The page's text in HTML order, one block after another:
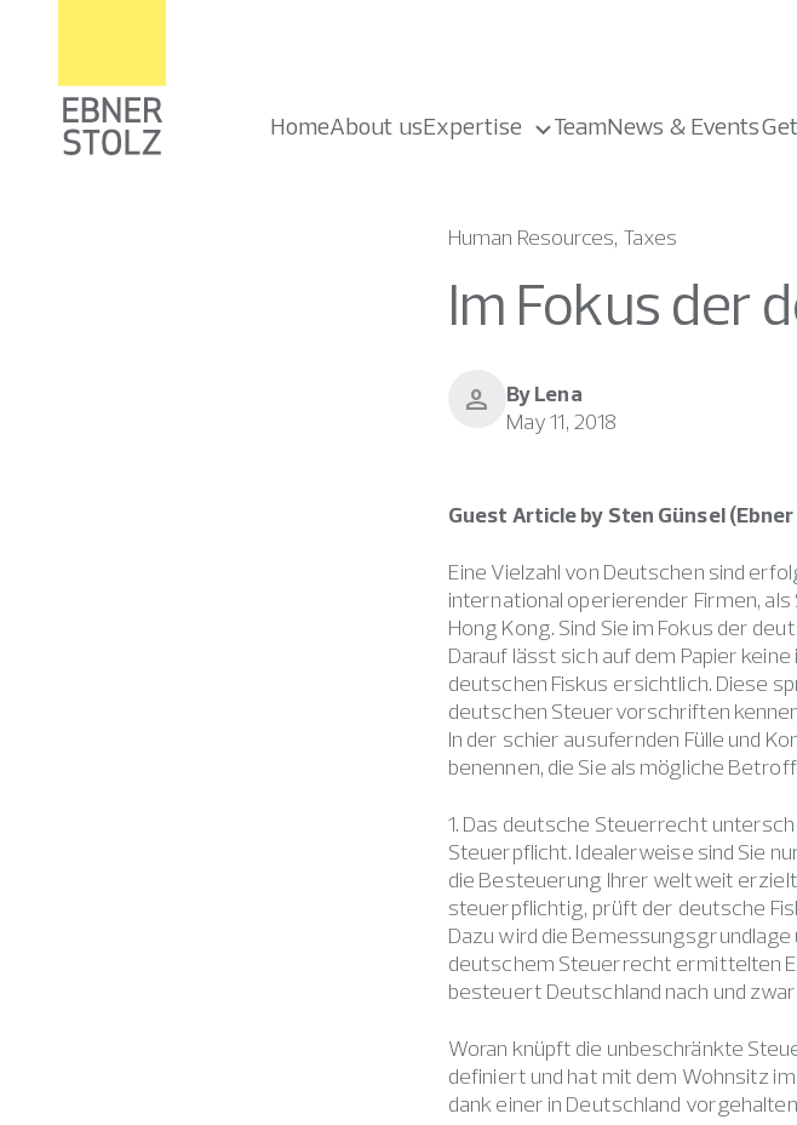
HomeAbout usExpertise TeamNews & Events
Human Resources, Taxes
Im Fokus der
person
By Lena
May 11, 2018
Guest Article by Sten Günsel
Eine Vielzahl von Deutschen sind
international operierender Firmen, als
Hong Kong. Sind Sie im Fokus der
Darauf lässt sich auf dem Papier
deutschen Fiskus ersichtlich. Diese
deutschen Steuervorschriften
In der schier ausufernden Fülle und
benennen, die Sie als mögliche
1. Das deutsche Steuerrecht
Steuerpflicht. Idealerweise sind Sie
die Besteuerung Ihrer weltweit
steuerpflichtig, prüft der deutsche
Dazu wird die
deutschem Steuerrecht ermittelten
besteuert Deutschland nach und
Woran knüpft die unbeschränkte
definiert und hat mit dem Wohnsitz
dank einer in Deutschland